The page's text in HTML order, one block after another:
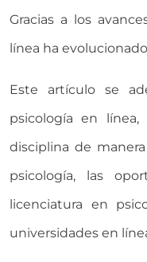
Gracias a los
línea ha
Este artículo se
psicología en
disciplina de
psicología, las
licenciatura en
universidades en